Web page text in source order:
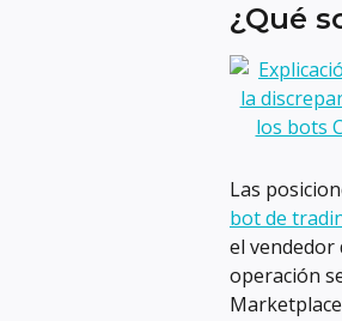
¿Qué
Las
bot de
el vendedor
operación